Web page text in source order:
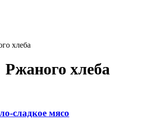
хлеба
Ржаного хлеба
сладкое мясо